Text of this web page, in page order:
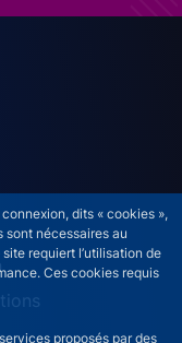
dits « cookies »,
sont nécessaires au
requiert l’utilisation de
Ces cookies requis
proposés par des